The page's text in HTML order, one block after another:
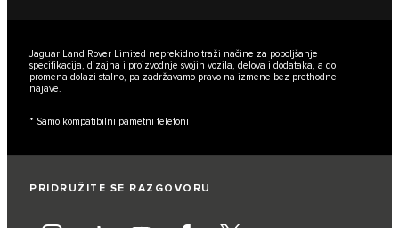
Jaguar Land Rover Limited neprekidno traži načine za poboljšanje
specifikacija, dizajna i proizvodnje svojih vozila, delova i dodataka, a do
promena dolazi stalno, pa zadržavamo pravo na izmene bez prethodne
najave.
* Samo kompatibilni pametni telefoni
PRIDRUŽITE SE RAZGOVORU